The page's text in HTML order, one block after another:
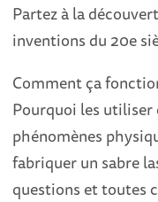
Partez à la
inventions du 20e
Comment ça
Pourquoi les utiliser
phénomènes
fabriquer un sabre
questions et toutes